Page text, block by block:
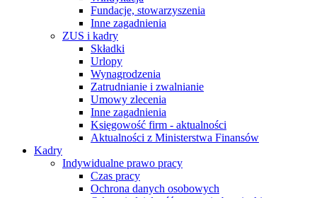
Fundacje, stowarzyszenia
Inne zagadnienia
ZUS i kadry
Składki
Urlopy
Wynagrodzenia
Zatrudnianie i zwalnianie
Umowy zlecenia
Inne zagadnienia
Księgowość firm - aktualności
Aktualności z Ministerstwa Finansów
Kadry
Indywidualne prawo pracy
Czas pracy
Ochrona danych osobowych